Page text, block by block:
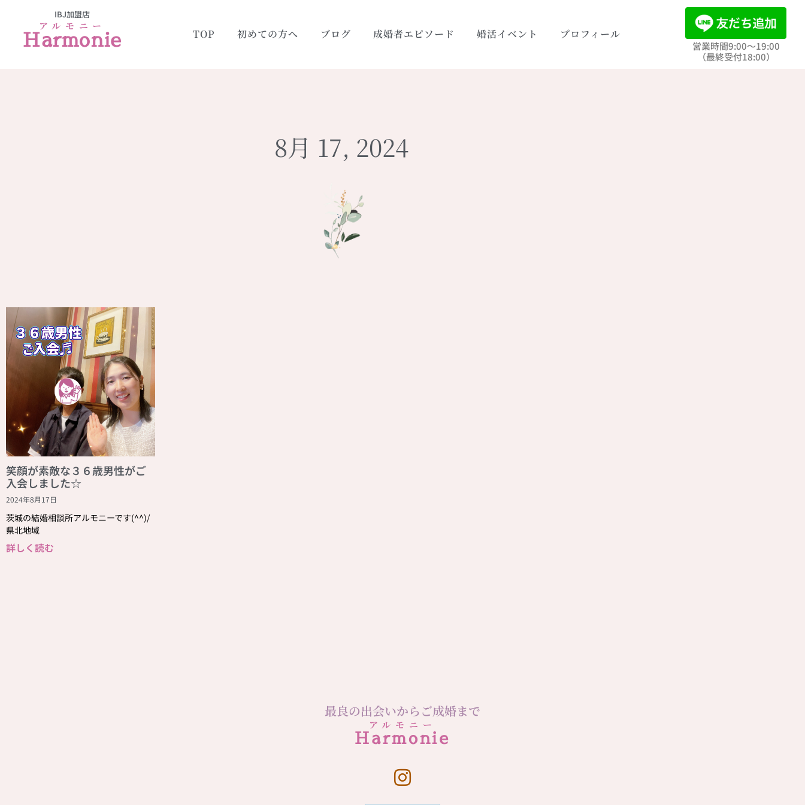
IBJ加盟店
アルモニー
Harmonie TOP 初めての方へ ブログ 成婚者エピソード 婚活イベント プロフィール
営業時間9:00〜19:00
（最終受付18:00）
8月 17, 2024
笑顔が素敵な３６歳男性がご
入会しました☆
2024年8月17日
茨城の結婚相談所アルモニーです(^^)/
県北地域
詳しく読む
最良の出会いからご成婚まで
アルモニー
Harmonie